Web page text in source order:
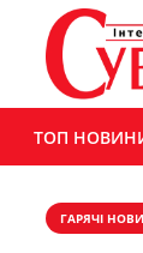
ТОП
ГАРЯЧІ